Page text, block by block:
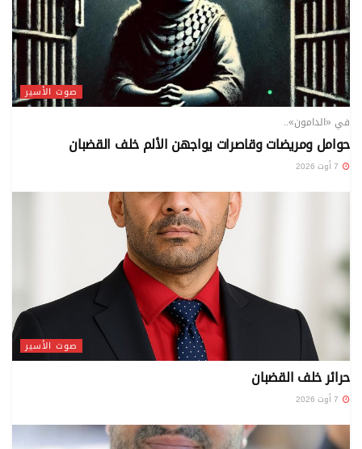
صوت الأسير
في «الدامون»..
حوامل ومريضات وقاصرات يواجهن الألم خلف القضبان
صوت الأسير
حرائر خلف القضبان